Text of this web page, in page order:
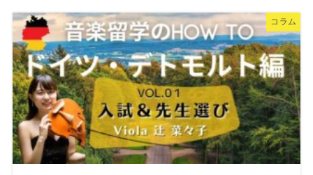
コラム